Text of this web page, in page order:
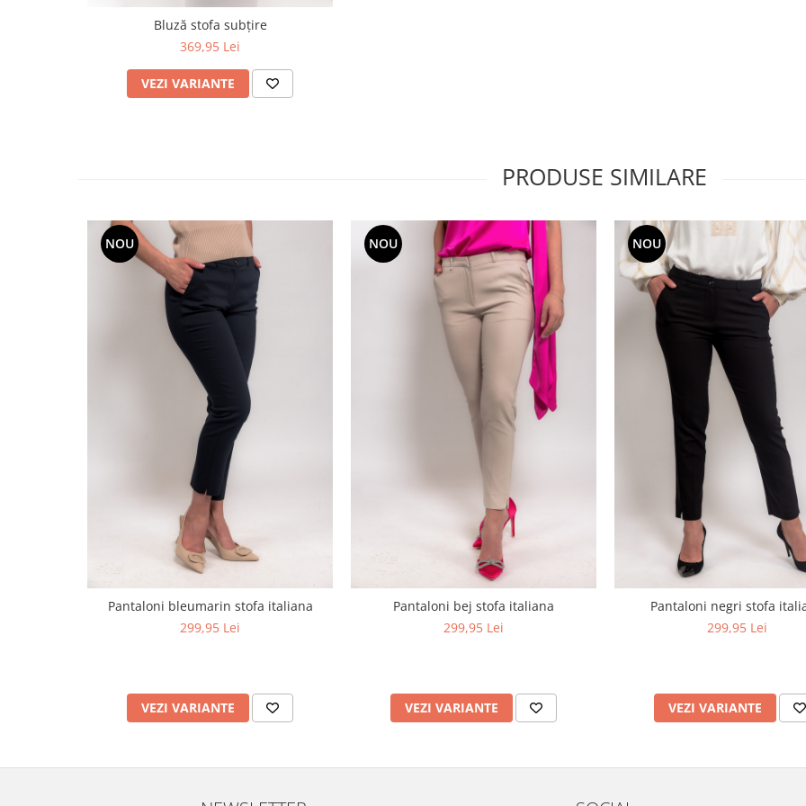
Bluză stofa subțire
369,95 Lei
VEZI VARIANTE
PRODUSE SIMILARE
NOU
Pantaloni bleumarin stofa italiana
299,95 Lei
VEZI VARIANTE
NOU
Pantaloni bej stofa italiana
299,95 Lei
VEZI VARIANTE
NOU
Pantaloni negri stofa
299,95 Lei
VEZI VARIANTE